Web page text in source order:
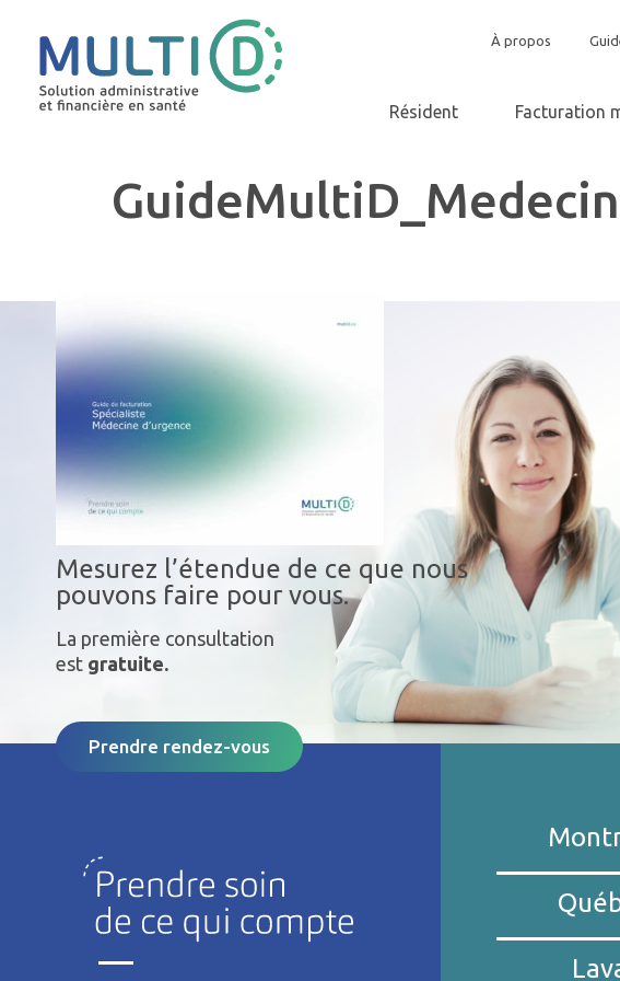
À propos
Résident Facturation
Mesurez l’étendue de ce que nous
pouvons faire pour vous.
La première consultation
est gratuite.
Prendre rendez-vous